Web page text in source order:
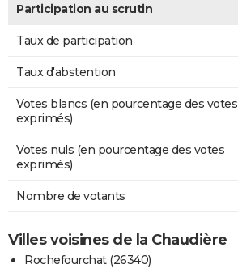
Participation au scrutin
Taux de participation
Taux d'abstention
Votes blancs (en pourcentage des votes
exprimés)
Votes nuls (en pourcentage des votes
exprimés)
Nombre de votants
Villes voisines de la Chaudière
Rochefourchat (26340)